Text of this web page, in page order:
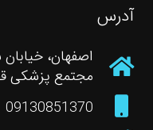
آدرس
اصفهان،
مجتمع پزشکی
09130851370